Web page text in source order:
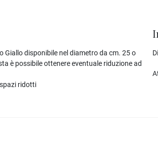
Giallo disponibile nel diametro da cm. 25 o
è possibile ottenere eventuale riduzione ad
ridotti